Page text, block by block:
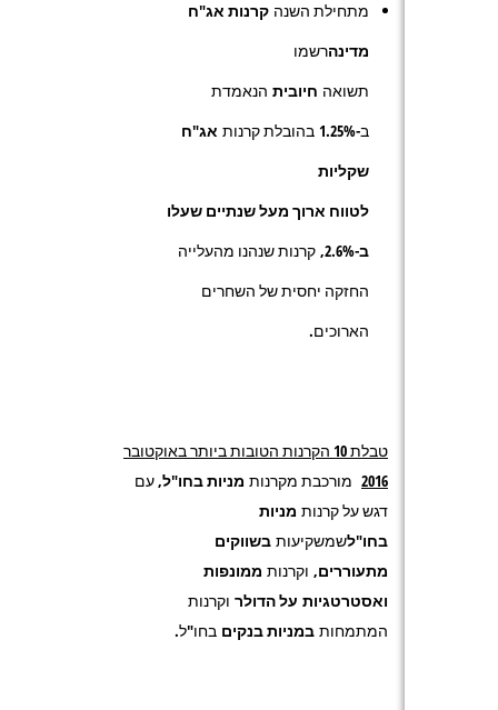
מתחילת השנה קרנות אג"ח
מדינהרשמו
תשואה חיובית הנאמדת
ב-1.25% בהובלת קרנות אג"ח
שקליות
לטווח ארוך מעל שנתיים שעלו
ב-2.6%,
קרנות שנהנו מהעלייה
החזקה יחסית של השחרים
הארוכים.
טבלת 10 הקרנות הטובות ביותר באוקטובר
2016 מורכבת מקרנות מניות בחו"ל, עם
דגש על קרנות מניות
בחו"לשמשקיעות בשווקים
מתעוררים, וקרנות ממונפות
ואסטרטגיות על הדולר וקרנות
המתמחות במניות בנקים בחו"ל.